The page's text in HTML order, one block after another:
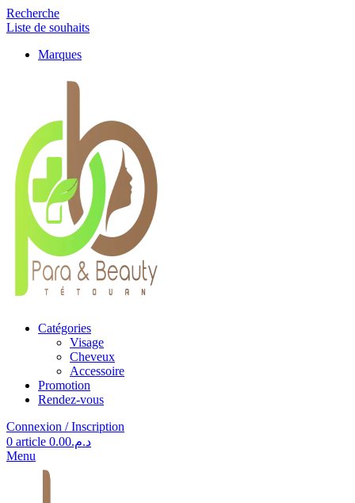
Recherche
Liste de souhaits
Marques
Catégories
Visage
Cheveux
Accessoire
Promotion
Rendez-vous
Connexion / Inscription
0 article د.م.0.00
Menu